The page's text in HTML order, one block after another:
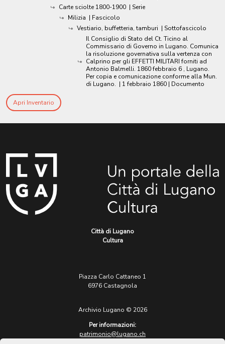
Carte sciolte 1800-1900 | Serie
Milizia | Fascicolo
Vestiario, buffetteria, tamburi | Sottofascicolo
Il Consiglio di Stato del Ct. Ticino al
Commissario di Governo in Lugano. Comunica
la risoluzione governativa sulla vertenza con
Calprino per gli EFFETTI MILITARI forniti ad
Antonio Balmelli. 1860 febbraio 6 , Lugano.
Per copia e comunicazione conforme alla Mun.
di Lugano. | 1 febbraio 1860 | Documento
Apri Inventario
Città di Lugano
Cultura
Piazza Carlo Cattaneo 1
6976 Castagnola
Archivio Lugano © 2026
Per informazioni:
patrimonio@lugano.ch